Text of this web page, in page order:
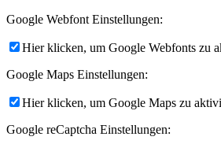
Google Webfont Einstellungen:
Hier klicken, um Google Webfonts zu
Google Maps Einstellungen:
Hier klicken, um Google Maps zu
Google reCaptcha Einstellungen: